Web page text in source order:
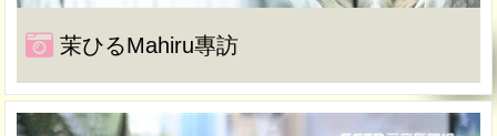
茉ひるMahiru專訪